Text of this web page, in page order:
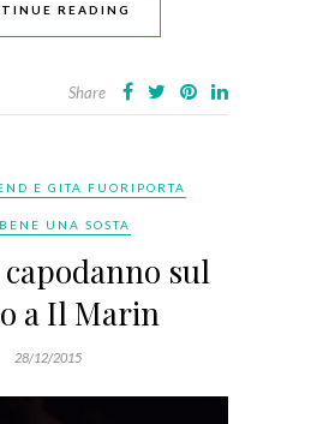
READING
Share
E GITA FUORIPORTA
UNA SOSTA
capodanno sul
a Il Marin
28/12/2015